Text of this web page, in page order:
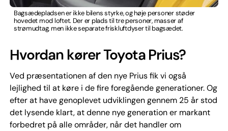
Bagsædepladsen er ikke bilens styrke, og høje personer støder
hovedet mod loftet. Der er plads til tre personer, masser af
strømudtag, men ikke separate friskluftdyser til bagsædet.
Hvordan kører Toyota Prius?
Ved præsentationen af den nye Prius fik vi også
lejlighed til at køre i de fire foregående generationer. Og
efter at have genoplevet udviklingen gennem 25 år stod
det lysende klart, at denne nye generation er markant
forbedret på alle områder, når det handler om